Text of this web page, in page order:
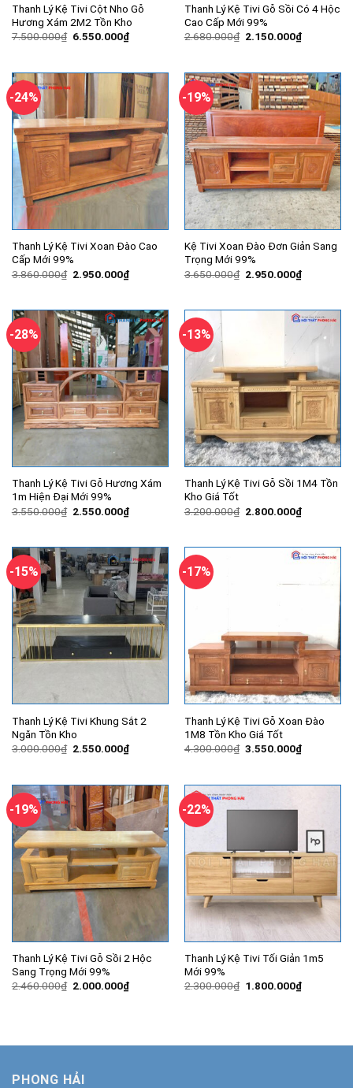
Thanh Lý Kệ Tivi Cột Nho Gỗ
Hương Xám 2M2 Tồn Kho
7.500.000₫ Giá
6.550.000₫Giá
hiện
6.550.000₫.
Thanh Lý Kệ Tivi Gỗ Sồi Có 4 Hộc
Cao Cấp Mới 99%
2.680.000₫ Giá
2.150.000₫Giá
hiện
-24%
Thanh Lý Kệ Tivi Xoan Đào Cao
Cấp Mới 99%
3.860.000₫ Giá
2.950.000₫Giá
hiện
2.950.000₫.
-19%
Kệ Tivi Xoan Đào Đơn Giản Sang
Trọng Mới 99%
3.650.000₫ Giá
2.950.000₫Giá
hiện
-28%
Thanh Lý Kệ Tivi Gỗ Hương Xám
1m Hiện Đại Mới 99%
3.550.000₫ Giá
2.550.000₫Giá
hiện
2.550.000₫.
-13%
Thanh Lý Kệ Tivi Gỗ Sồi 1M4 Tồn
Kho Giá Tốt
3.200.000₫ Giá
2.800.000₫Giá
hiện
-15%
Thanh Lý Kệ Tivi Khung Sắt 2
Ngăn Tồn Kho
3.000.000₫ Giá
2.550.000₫Giá
hiện
2.550.000₫.
-17%
Thanh Lý Kệ Tivi Gỗ Xoan Đào
1M8 Tồn Kho Giá Tốt
4.300.000₫ Giá
3.550.000₫Giá
hiện
-19%
Thanh Lý Kệ Tivi Gỗ Sồi 2 Hộc
Sang Trọng Mới 99%
2.460.000₫ Giá
2.000.000₫Giá
hiện
-22%
Thanh Lý Kệ Tivi Tối Giản 1m5
Mới 99%
2.300.000₫ Giá
1.800.000₫Giá
hiện
PHONG HẢI